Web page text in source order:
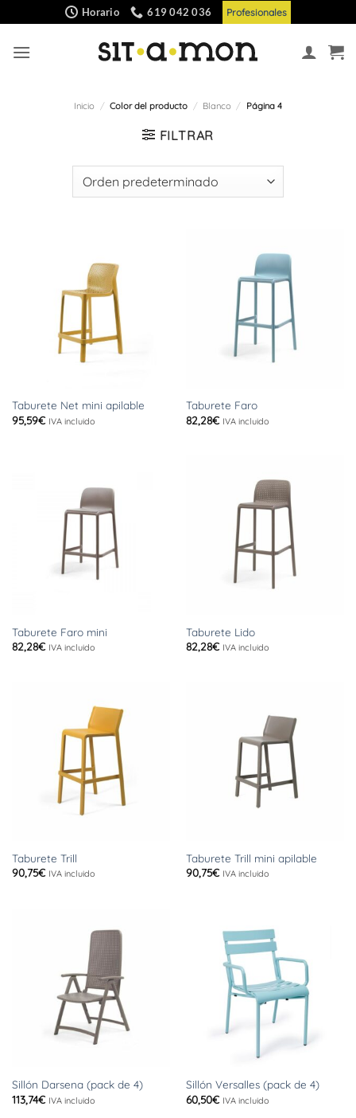
al
contenido
Horario 619 042 036 Profesionales
Inicio / Color del producto / Blanco / Página 4
FILTRAR
Taburete Net mini apilable
95,59€ IVA incluido
Taburete Faro
82,28€ IVA incluido
Taburete Faro mini
82,28€ IVA incluido
Taburete Lido
82,28€ IVA incluido
Taburete Trill
90,75€ IVA incluido
Taburete Trill mini apilable
90,75€ IVA incluido
Sillón Darsena (pack de 4)
113,74€ IVA incluido
Sillón Versalles (pack de 4)
60,50€ IVA incluido